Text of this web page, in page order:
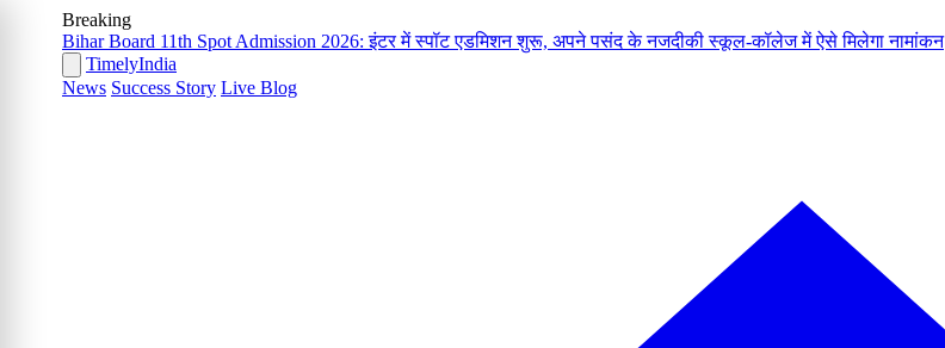
Breaking
Bihar Board 11th Spot Admission 2026: इंटर में स्पॉट एडमिशन शुरू, अपने पसंद के नजदीकी स्कूल-कॉलेज में ऐसे मिलेगा नामांकन
TimelyIndia
News Success Story Live Blog